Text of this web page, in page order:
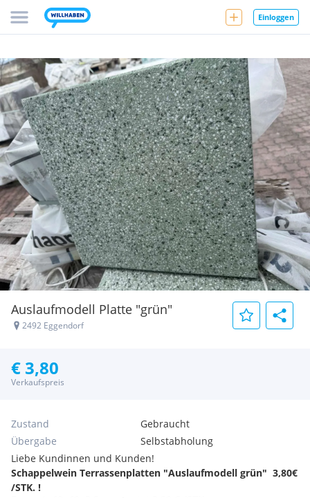
Einloggen
Auslaufmodell Platte "grün"
2492 Eggendorf
€ 3,80
Verkaufspreis
Zustand
Gebraucht
Übergabe
Selbstabholung
Liebe Kundinnen und Kunden!
Schappelwein Terrassenplatten "Auslaufmodell grün" 3,80€
/STK. !